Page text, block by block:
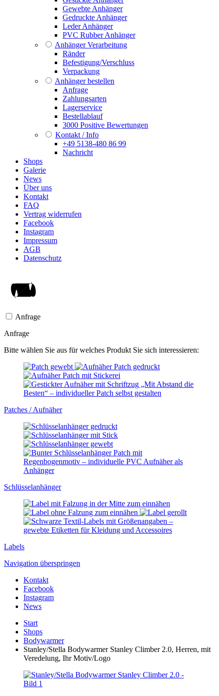
Gewebte Anhänger
Gedruckte Anhänger
Leder Anhänger
PVC Rubber Anhänger
Anhänger Verarbeitung
Ränder
Befestigung/Verschluss
Verpackung
Anhänger bestellen
Anfrage
Zahlungsarten
Lagerservice
Bestellablauf
3000 Positive Bewertungen
Kontakt / Info
+49 5138-480 86 99
Nachricht
Shops
Galerie
News
Über uns
Kontakt
FAQ
Vertrag widerrufen
Facebook
Instagram
Impressum
AGB
Datenschutz
Anfrage
Anfrage
Bitte wählen Sie aus für welches Produkt Sie sich interessieren:
Patches / Aufnäher
Schlüssel­anhänger
Labels
Navigation überspringen
Kontakt
Facebook
Instagram
News
Start
Shops
Bodywarmer
Stanley/Stella Bodywarmer Stanley Climber 2.0, Herren, mit
Veredelung, Ihr Motiv/Logo